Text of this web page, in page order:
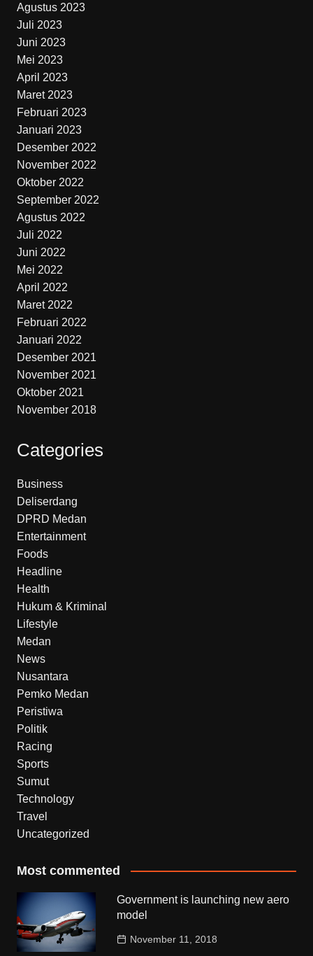
Agustus 2023
Juli 2023
Juni 2023
Mei 2023
April 2023
Maret 2023
Februari 2023
Januari 2023
Desember 2022
November 2022
Oktober 2022
September 2022
Agustus 2022
Juli 2022
Juni 2022
Mei 2022
April 2022
Maret 2022
Februari 2022
Januari 2022
Desember 2021
November 2021
Oktober 2021
November 2018
Categories
Business
Deliserdang
DPRD Medan
Entertainment
Foods
Headline
Health
Hukum & Kriminal
Lifestyle
Medan
News
Nusantara
Pemko Medan
Peristiwa
Politik
Racing
Sports
Sumut
Technology
Travel
Uncategorized
Most commented
Government is launching new aero
model
November 11, 2018